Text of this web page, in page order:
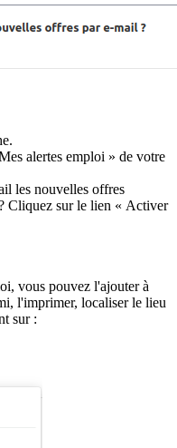
alertes emploi » de votre
les nouvelles offres
Cliquez sur le lien « Activer
vous pouvez l'ajouter à
l'imprimer, localiser le lieu
sur :